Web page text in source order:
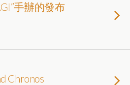
手辦的發布
Chronos